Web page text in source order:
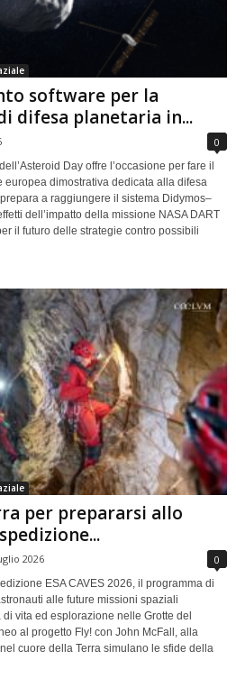
software per la
difesa planetaria in...
0
Day offre l’occasione per fare il
europea dimostrativa dedicata alla difesa
a raggiungere il sistema Didymos–
dell’impatto della missione NASA DART
il futuro delle strategie contro possibili
per prepararsi allo
2026 0
ESA CAVES 2026, il programma di
alle future missioni spaziali
vita ed esplorazione nelle Grotte del
al progetto Fly! con John McFall, alla
cuore della Terra simulano le sfide della